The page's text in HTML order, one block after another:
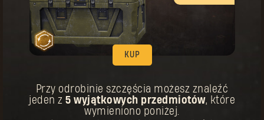
KUP
Broń Unikatowe
Kusza pierwszego pielgrzyma
Koszt:
Twoja nagroda została odblokowana.
KUP
Przy odrobinie szczęścia możesz znaleźć
jeden z 5 wyjątkowych przedmiotów, które
wymieniono poniżej.